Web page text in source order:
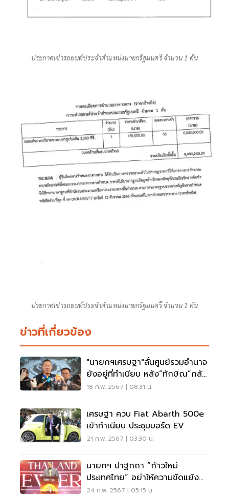
ประกาศเช่ารถยนต์ประจำตำแหน่งนายกรัฐมนตรี จำนวน 1 คัน
ประกาศเช่ารถยนต์ประจำตำแหน่งนายกรัฐมนตรี จำนวน 1 คัน
ข่าวที่เกี่ยวข้อง
"นายกฯเศรษฐา"ลั่นศูนย์รวมอำนาจ
ยังอยู่ที่ทำเนียบ หลัง“ทักษิณ”กลับ
บ้าน
18 ก.พ. 2567 | 08:31 น.
เศรษฐา ควบ Fiat Abarth 500e
เข้าทำเนียบ ประชุมบอร์ด EV
21 ก.พ. 2567 | 03:30 น.
นายกฯ ปาฐกถา “ก้าวใหม่
ประเทศไทย” อย่าให้ความขัดแย้ง
บดบังแสงสว่าง
24 ก.พ. 2567 | 05:15 น.